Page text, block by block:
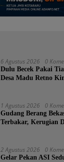
6 Agustus 2026 0
Dulu Becek Pakai
Desa Madu Retno
1 Agustus 2026 0
Gudang Berang
Terbakar, Kerugian
2 Agustus 2026 0
Gelar Pekan ASI